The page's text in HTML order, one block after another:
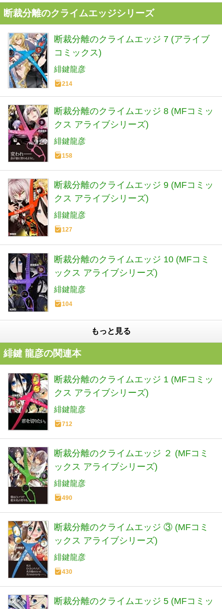
断裁分離のクライムエッジシリーズ
断裁分離のクライムエッジ 7 (アライブ
コミックス)
緋鍵龍彦
214
断裁分離のクライムエッジ 8 (MFコミッ
クス アライブシリーズ)
緋鍵龍彦
158
断裁分離のクライムエッジ 9 (MFコミッ
クス アライブシリーズ)
緋鍵龍彦
127
断裁分離のクライムエッジ 10 (MFコミ
ックス アライブシリーズ)
緋鍵龍彦
104
もっと見る
緋鍵 龍彦の関連本
断裁分離のクライムエッジ 1 (MFコミッ
クス アライブシリーズ)
緋鍵龍彦
712
断裁分離のクライムエッジ ２ (MFコミ
ックス アライブシリーズ)
緋鍵龍彦
490
断裁分離のクライムエッジ ③ (MFコミ
ックス アライブシリーズ)
緋鍵龍彦
430
断裁分離のクライムエッジ 5 (MFコミッ